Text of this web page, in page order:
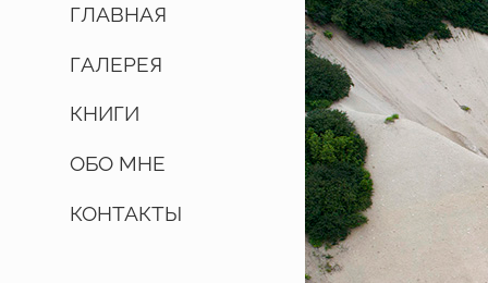
ГЛАВНАЯ
ГАЛЕРЕЯ
КНИГИ
ОБО МНЕ
КОНТАКТЫ